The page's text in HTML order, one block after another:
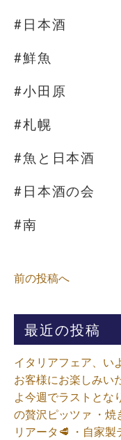
#日本酒
#鮮魚
#小田原
#札幌
#魚と日本酒
#日本酒の会
#南
前の投稿へ
最近の投稿
イタリアフェア、い
お客様にお楽しみい
よ今週でラストとな
の贅沢ピッツァ ・焼
リアータ🥩 ・自家